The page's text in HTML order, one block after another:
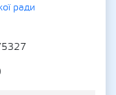
ради